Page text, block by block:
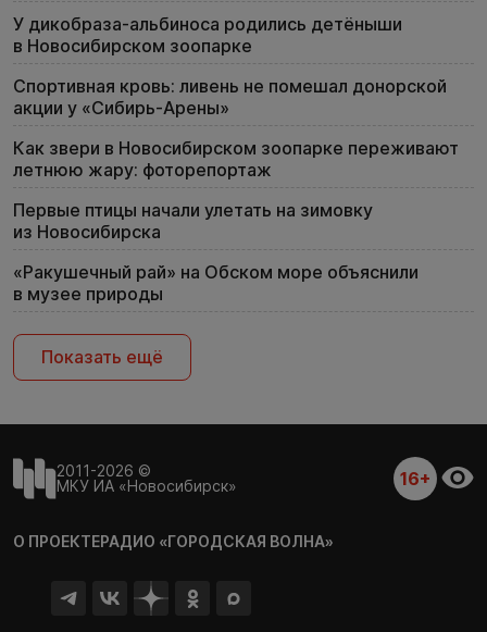
У дикобраза-альбиноса родились детёныши
в Новосибирском зоопарке
Спортивная кровь: ливень не помешал донорской
акции у «Сибирь-Арены»
Как звери в Новосибирском зоопарке переживают
летнюю жару: фоторепортаж
Первые птицы начали улетать на зимовку
из Новосибирска
«Ракушечный рай» на Обском море объяснили
в музее природы
Показать ещё
2011-2026 ©
МКУ ИА «Новосибирск»
16+
О ПРОЕКТЕРАДИО «ГОРОДСКАЯ ВОЛНА»